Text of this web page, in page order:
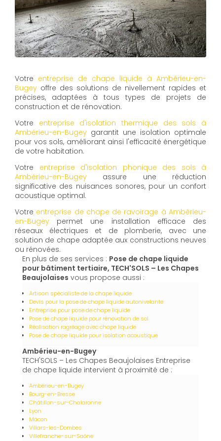
Votre entreprise de chape liquide à Ambérieu-en-
Bugey offre des solutions de nivellement rapides et
précises, adaptées à tous types de projets de
construction et de rénovation.
Votre entreprise d'isolation thermique des sols à
Ambérieu-en-Bugey garantit une isolation optimale
pour vos sols, améliorant ainsi l'efficacité énergétique
de votre habitation.
Votre entreprise d'isolation phonique des sols à
Ambérieu-en-Bugey assure une réduction
significative des nuisances sonores, pour un confort
acoustique optimal.
Votre entreprise de chape de ravoirage à Ambérieu-
en-Bugey permet une installation efficace des
réseaux électriques et de plomberie, avec une
solution de chape adaptée aux constructions neuves
ou rénovées.
En plus de ses services : Pose de chape liquide
pour bâtiment tertiaire, TECH'SOLS – Les Chapes
Beaujolaises vous propose aussi :
Artisan spécialiste de la chape liquide
Devis pour la pose de chape liquide autonivelante
Entreprise pour pose de chape liquide
Pose de chape liquide pour rénovation de sol
Réalisation ragréage avec chape liquide
Pose de chape liquide pour isolation acoustique
Ambérieu-en-Bugey
TECH'SOLS – Les Chapes Beaujolaises Entreprise
de chape liquide intervient à proximité de :
Ambérieu-en-Bugey
Bourg-en-Bresse
Châtillon-sur-Chalaronne
Lyon
Mâcon
Villars-les-Dombes
Villefranche-sur-Saône